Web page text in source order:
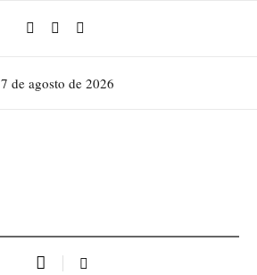
7 de agosto de 2026